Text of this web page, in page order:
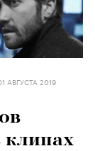
АВГУСТА 2019
клипах